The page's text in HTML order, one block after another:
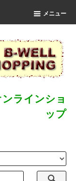
メニュー
ラインショ
ップ